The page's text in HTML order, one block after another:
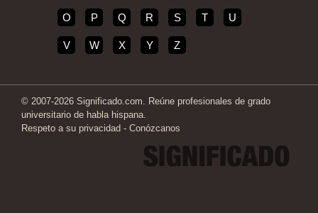
O P Q R S T U
V W X Y Z
© 2007-2026 Significado.com. Reúne profesionales de grado
universitario de habla hispana.
Respeto a su privacidad - Conózcanos